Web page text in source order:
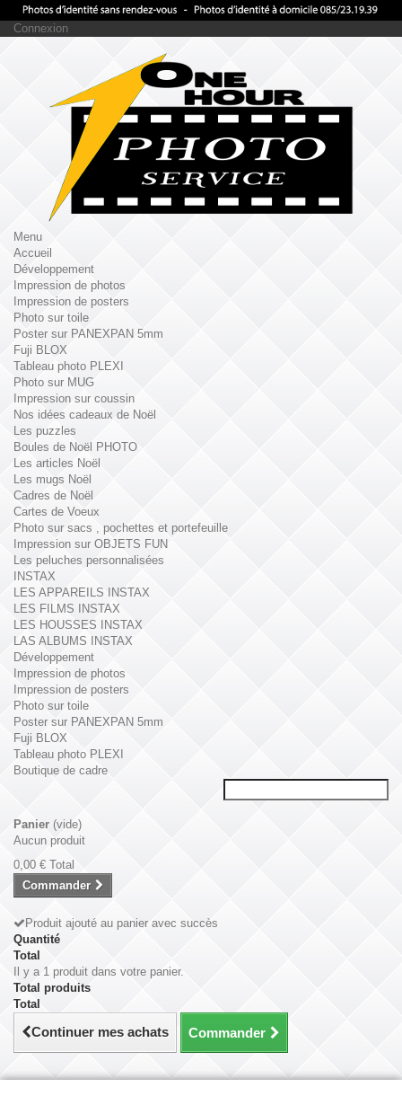
Connexion
Menu
Accueil
Développement
Impression de photos
Impression de posters
Photo sur toile
Poster sur PANEXPAN 5mm
Fuji BLOX
Tableau photo PLEXI
Photo sur MUG
Impression sur coussin
Nos idées cadeaux de Noël
Les puzzles
Boules de Noël PHOTO
Les articles Noël
Les mugs Noël
Cadres de Noël
Cartes de Voeux
Photo sur sacs , pochettes et portefeuille
Impression sur OBJETS FUN
Les peluches personnalisées
INSTAX
LES APPAREILS INSTAX
LES FILMS INSTAX
LES HOUSSES INSTAX
LAS ALBUMS INSTAX
Développement
Impression de photos
Impression de posters
Photo sur toile
Poster sur PANEXPAN 5mm
Fuji BLOX
Tableau photo PLEXI
Boutique de cadre
Panier (vide)
Aucun produit
0,00 € Total
Commander
Produit ajouté au panier avec succès
Quantité
Total
Il y a 1 produit dans votre panier.
Total produits
Total
Continuer mes achats Commander